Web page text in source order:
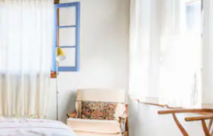
flecha hacia arriba y hacia abajo o